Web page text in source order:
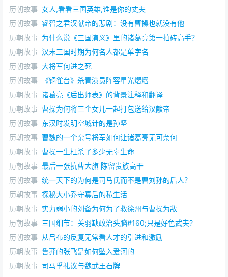
鲁肃（172年—217年）45岁
顾雍（168年—243年）75岁
太史慈（166年—206年）40岁
吕蒙（178年—220年）42岁
陆逊（183年—245年）67岁
凌统（189年—227年）38岁
司马懿（179年—251年）72岁
司马师（208年—256年）48岁
司马昭（211年—264年）53岁
司马炎（236年—290年）54岁
◎曹魏：
*曹操 220年（东汉 建安二十五年）
曹丕 226年 （魏黄初七年）
历朝故事 女人,看看三国英雄,谁是你的丈夫
历朝故事 睿智之君汉献帝的悲剧：没有曹操也就没有他
历朝故事 为什么说《三国演义》里的诸葛亮第一拍砖高手？
历朝故事 汉末三国时期为何名人都是单字名
历朝故事 大将军何进之死
历朝故事
《铜雀台》杀青演员阵容星光熠熠
历朝故事 诸葛亮《后出师表》的背景注释和翻译
历朝故事 曹操为何将三个女儿一起打包送给汉献帝
历朝故事 东汉时发明空城计的是孙坚
历朝故事 曹魏的一个杂号将军如何让诸葛亮无可奈何
历朝故事 曹操一生枉杀了多少无辜生命
历朝故事 最后一张抗曹大旗 陈留贵族高干
历朝故事 统一天下的为何是司马氏而不是曹刘孙的后人？
历朝故事 探秘大小乔守寡后的私生活
历朝故事 实力弱小的刘备为何为了救徐州与曹操为敌
历朝故事 三国细节：关羽缺政治头脑#160;只是好色武夫?
历朝故事 从吕布的反复无常看人才的引进和激励
历朝故事 鲁莽的张飞是如何坠入爱河的
历朝故事 司马孚礼议与魏武王石牌